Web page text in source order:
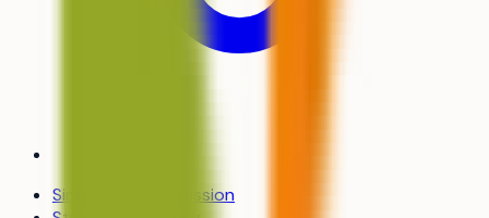
Simulateur d’admission